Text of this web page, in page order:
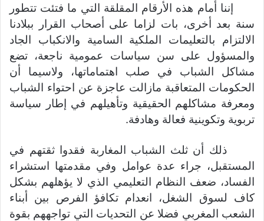
إننا أمام هذه الأرقام المقلقة التي ما فتئت تتطور
سنة بعد أخرى، بات لزاما على أصحاب القرار ببلادنا
الالتزام بالتعليمات الملكية السامية والانكباب الجاد
والمسؤول على سن سياسات عمومية ناجعة، تضع
مشاكل الشباب في صلب اهتماماتها، ولاسيما أن
الحكومات المتعاقبة مازالت عاجزة عن احتواء الشباب
ومعرفة مشاكلهم الحقيقية وتأهيلهم في إطار سياسة
تربوية وتكوينية فعالة وهادفة.
ذلك أن ثلث الشباب المغاربة فقدوا ثقتهم في
المستقبل، جراء عدة عوامل وفي مقدمتها استشراء
الفساد، ضعف النظام التعليمي الذي لا يؤهلهم بشكل
كاف لسوق الشغل، انعدام تكافؤ الفرص بين أبناء
الشعب المغربي فضلا عن التحديات التي تواجههم بقوة